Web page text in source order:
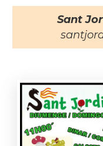
Sant